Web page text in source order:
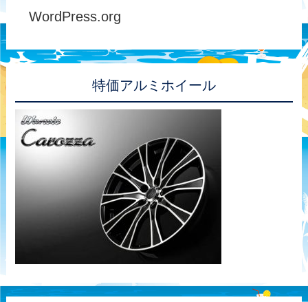
WordPress.org
特価アルミホイール